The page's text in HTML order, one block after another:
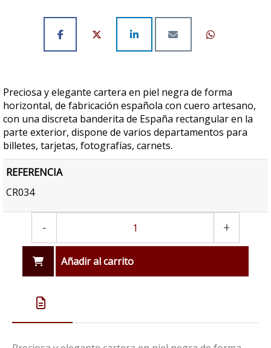
Preciosa y elegante cartera en piel negra de forma
horizontal, de fabricación española con cuero artesano,
con una discreta banderita de España rectangular en la
parte exterior, dispone de varios departamentos para
billetes, tarjetas, fotografías, carnets.
REFERENCIA
CR034
- +
Añadir al carrito